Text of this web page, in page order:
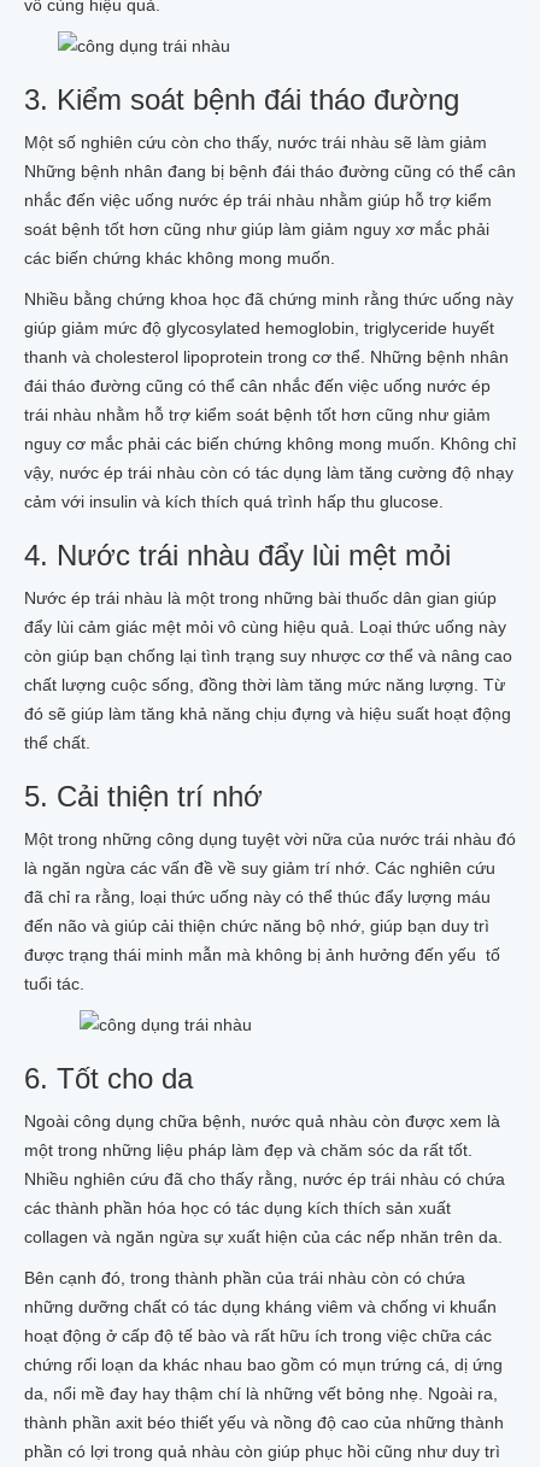
vô cùng hiệu quả.
3. Kiểm soát bệnh đái tháo đường
Một số nghiên cứu còn cho thấy, nước trái nhàu sẽ làm giảm
Những bệnh nhân đang bị bệnh đái tháo đường cũng có thể cân
nhắc đến việc uống nước ép trái nhàu nhằm giúp hỗ trợ kiểm
soát bệnh tốt hơn cũng như giúp làm giảm nguy xơ mắc phải
các biến chứng khác không mong muốn.
Nhiều bằng chứng khoa học đã chứng minh rằng thức uống này
giúp giảm mức độ glycosylated hemoglobin, triglyceride huyết
thanh và cholesterol lipoprotein trong cơ thể. Những bệnh nhân
đái tháo đường cũng có thể cân nhắc đến việc uống nước ép
trái nhàu nhằm hỗ trợ kiểm soát bệnh tốt hơn cũng như giảm
nguy cơ mắc phải các biến chứng không mong muốn. Không chỉ
vậy, nước ép trái nhàu còn có tác dụng làm tăng cường độ nhạy
cảm với insulin và kích thích quá trình hấp thu glucose.
4. Nước trái nhàu đẩy lùi mệt mỏi
Nước ép trái nhàu là một trong những bài thuốc dân gian giúp
đẩy lùi cảm giác mệt mỏi vô cùng hiệu quả. Loại thức uống này
còn giúp bạn chống lại tình trạng suy nhược cơ thể và nâng cao
chất lượng cuộc sống, đồng thời làm tăng mức năng lượng. Từ
đó sẽ giúp làm tăng khả năng chịu đựng và hiệu suất hoạt động
thể chất.
5. Cải thiện trí nhớ
Một trong những công dụng tuyệt vời nữa của nước trái nhàu đó
là ngăn ngừa các vấn đề về suy giảm trí nhớ. Các nghiên cứu
đã chỉ ra rằng, loại thức uống này có thể thúc đẩy lượng máu
đến não và giúp cải thiện chức năng bộ nhớ, giúp bạn duy trì
được trạng thái minh mẫn mà không bị ảnh hưởng đến yếu tố
tuổi tác.
6. Tốt cho da
Ngoài công dụng chữa bệnh, nước quả nhàu còn được xem là
một trong những liệu pháp làm đẹp và chăm sóc da rất tốt.
Nhiều nghiên cứu đã cho thấy rằng, nước ép trái nhàu có chứa
các thành phần hóa học có tác dụng kích thích sản xuất
collagen và ngăn ngừa sự xuất hiện của các nếp nhăn trên da.
Bên cạnh đó, trong thành phần của trái nhàu còn có chứa
những dưỡng chất có tác dụng kháng viêm và chống vi khuẩn
hoạt động ở cấp độ tế bào và rất hữu ích trong việc chữa các
chứng rối loạn da khác nhau bao gồm có mụn trứng cá, dị ứng
da, nổi mề đay hay thậm chí là những vết bỏng nhẹ. Ngoài ra,
thành phần axit béo thiết yếu và nồng độ cao của những thành
phần có lợi trong quả nhàu còn giúp phục hồi cũng như duy trì